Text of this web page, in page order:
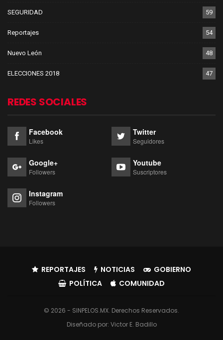
SEGURIDAD 59
Reportajes 54
Nuevo León 48
ELECCIONES 2018 47
REDES SOCIALES
Facebook
Likes
Twitter
Seguidores
Google+
Followers
Youtube
Suscriptores
Instagram
Followers
REPORTAJES NOTICIAS
GOBIERNO
POLÍTICA
COMUNIDAD
© 2026 - SINPELOS.MX. Derechos Reservados.
Diseñado por: Victor E. Badillo